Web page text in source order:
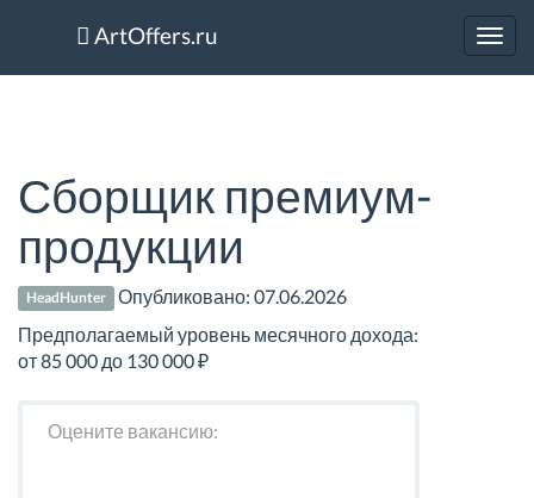
ArtOffers.ru
Сборщик премиум-
продукции
HeadHunter Опубликовано:07.06.2026
Предполагаемый уровень месячного дохода:
от 85 000 до 130 000 ₽
Оцените вакансию: